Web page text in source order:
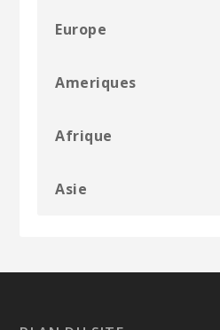
Europe
Ameriques
Afrique
Asie